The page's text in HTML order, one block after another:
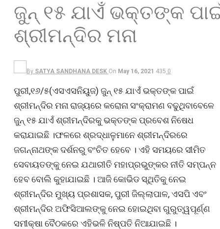
ଜୁନ୍ ୧୫ ଯାଏଁ ଭକ୍ତଙ୍କ
ଶ୍ରୀମନ୍ଦିର ମନା
By SATYA SANDHANA DESK On May 16, 2021 435 0
ପୁରୀ,୧୬/୫(ଏସଏସନିୟୁଜ) ଜୁନ୍ ୧୫ ଯାଏଁ ଭକ୍ତଙ୍କ ପାଇଁ
ଶ୍ରୀମନ୍ଦିର ମନା ରାଜ୍ୟରେ କରୋନା ସଂକ୍ରାମଣ ବଢୁଥିବାବେଳେ
ଜୁନ୍ ୧୫ ଯାଏଁ ଶ୍ରୀମନ୍ଦିରକୁ ଭକ୍ତଙ୍କ ପ୍ରବେଶ ନିଷେଧ
କରାଯାଇଛି ।ଫଳରେ ଶ୍ରଦ୍ଧାଳୁମାନେ ଶ୍ରୀମନ୍ଦିରରେ
ଜଗନ୍ନାଥଙ୍କ ଦର୍ଶନରୁ ବଂଚିତ ହେବେ । ଏହି ସମୟରେ ସୀମିତ
ସେବାୟତଙ୍କୁ ନେଇ ଯଥାରୀତି ମହାପ୍ରଭୁଙ୍କର ନୀତି ସମ୍ପନ୍ନ
ହେବ ବୋଲି କୁହାଯାଇଛି । ଆଜି କୋଭିଡ ସ୍ଥିତିକୁ ନେଇ
ଶ୍ରୀମନ୍ଦିର ମୁଖ୍ୟ ପ୍ରଶାସକ, ପୁରୀ ଜିଲ୍ଲାପାଳ, ଏସପି ଏବଂ
ଶ୍ରୀମନ୍ଦିର ଅଫିସିଆଲଙ୍କୁ ନେଇ ହୋଇଥିବା ଗୁରୁତ୍ୱପୂର୍ଣ୍ଣ
ସମୀକ୍ଷା ବୈଠକରେ ଏହିଭଳି ନିଷ୍ପତି ନିଆଯାଇଛି ।